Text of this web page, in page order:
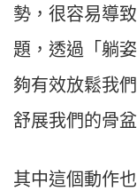
勢，很容易導
題，透過「躺
夠有效放鬆我
舒展我們的骨
其中這個動作